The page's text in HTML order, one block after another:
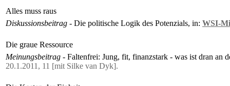
Alles muss raus
Diskussionsbeitrag - Die politische Logik des Potenzials, in: WSI-
Die graue Ressource
Meinungsbeitrag - Faltenfrei: Jung, fit, finanzstark - was ist dran
20.1.2011, 11 [mit Silke van Dyk].